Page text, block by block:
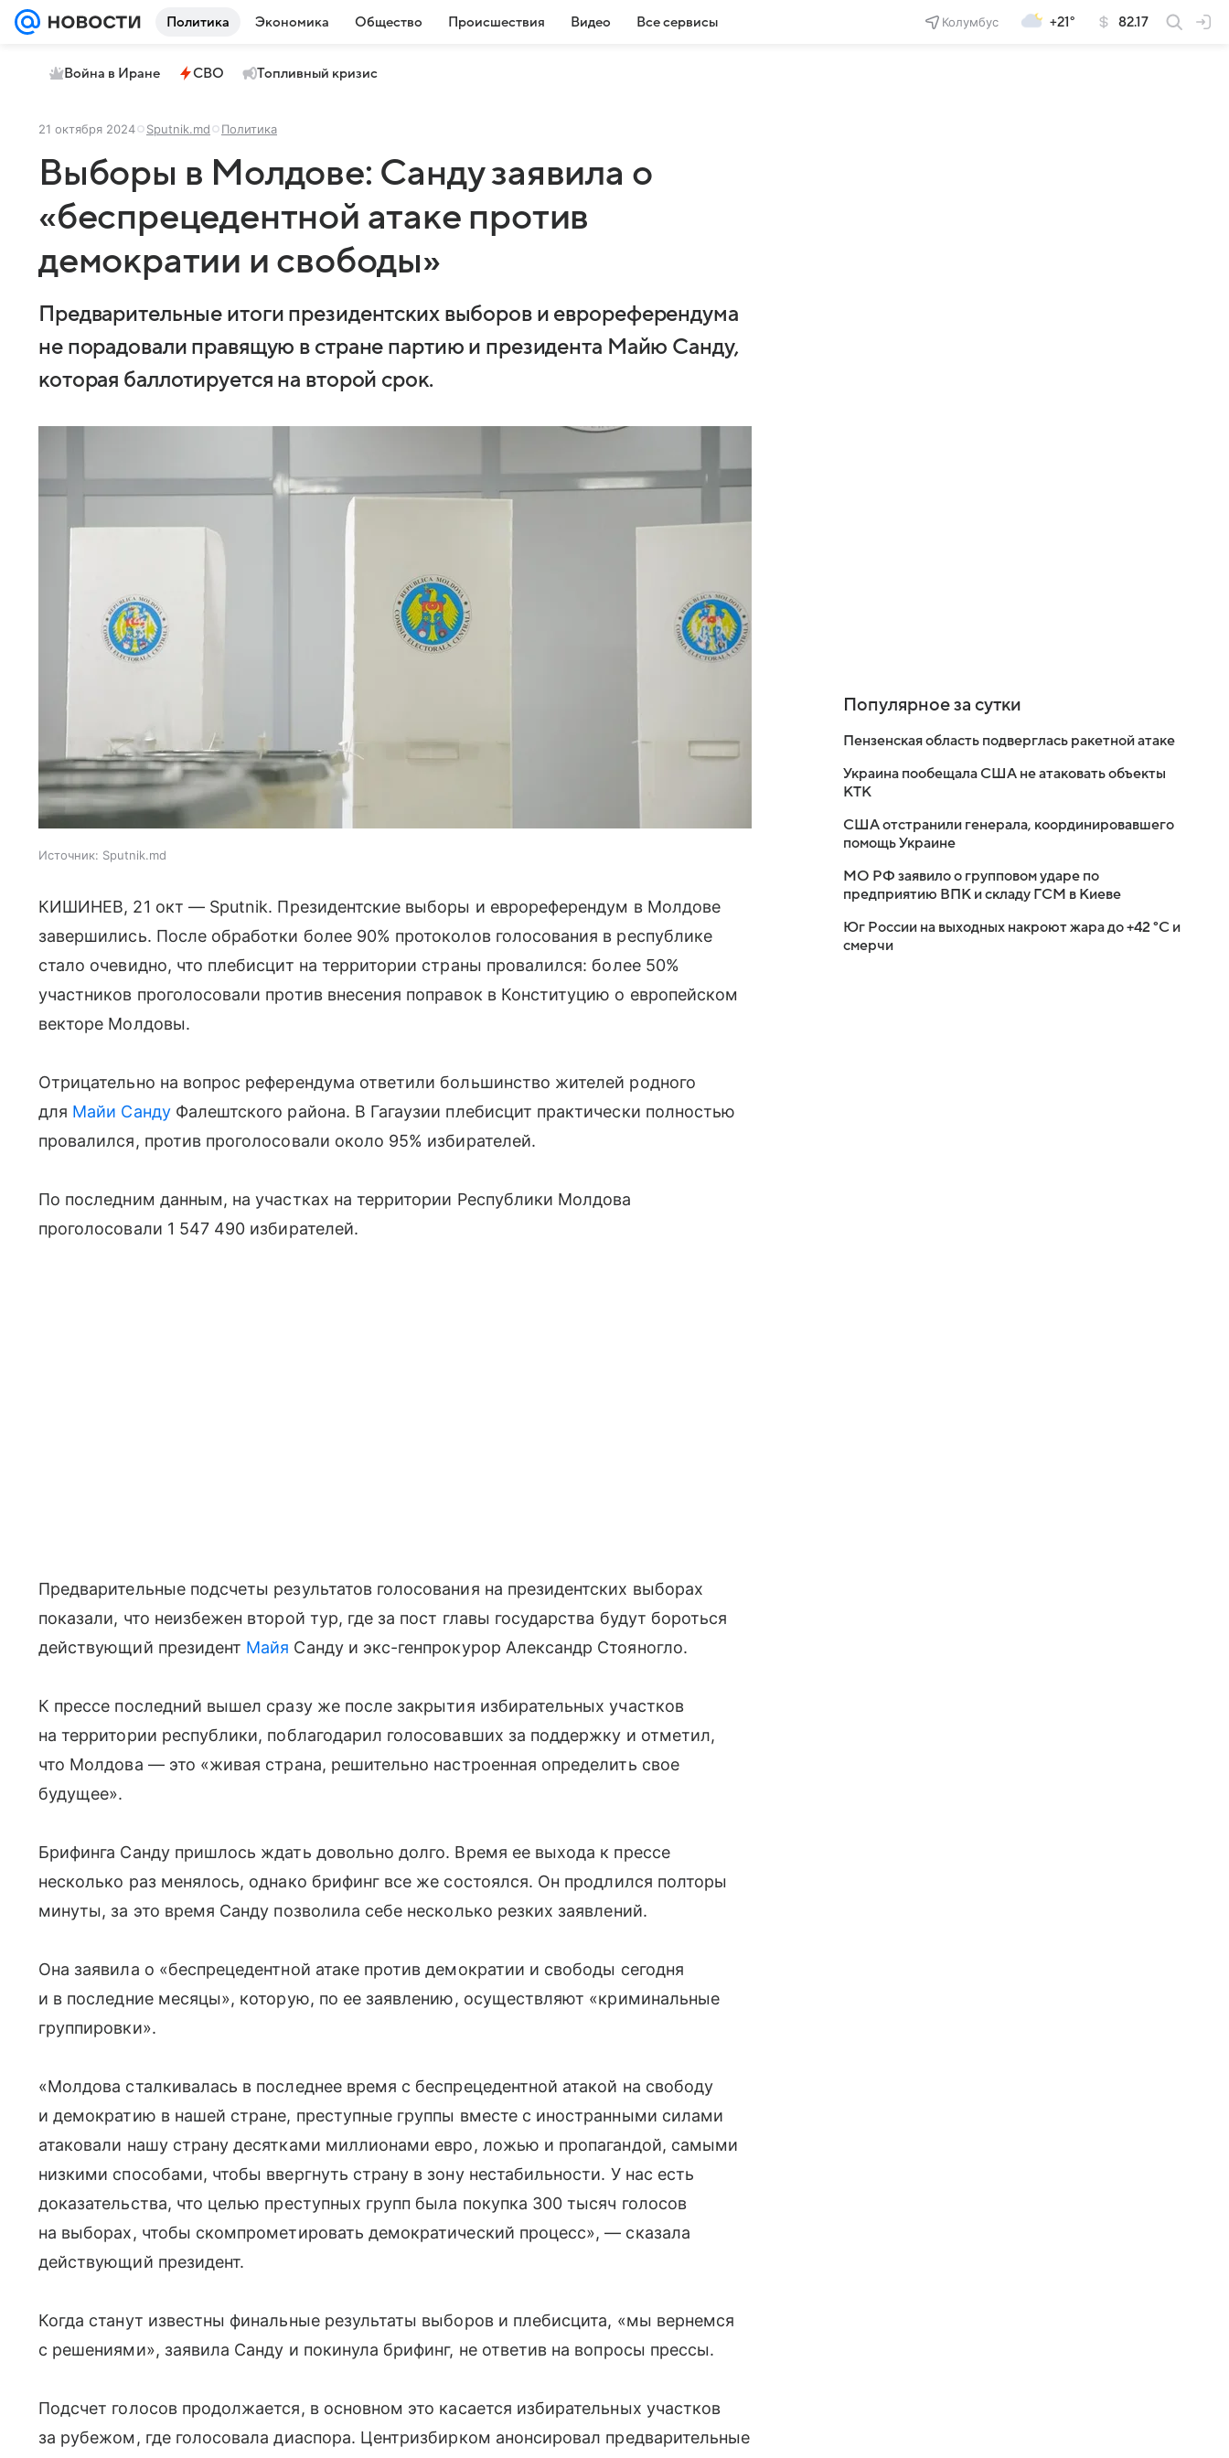
Политика Экономика Общество Происшествия Видео Все сервисы Колумбус +21° 82.17
Война в Иране СВО Топливный кризис
21 октября 2024 Sputnik.md Политика
Выборы в Молдове: Санду заявила о
«беспрецедентной атаке против
демократии и свободы»
Предварительные итоги президентских выборов и еврореферендума
не порадовали правящую в стране партию и президента Майю Санду,
которая баллотируется на второй срок.
Источник: Sputnik.md
КИШИНЕВ, 21 окт — Sputnik. Президентские выборы и еврореферендум в Молдове
завершились. После обработки более 90% протоколов голосования в республике
стало очевидно, что плебисцит на территории страны провалился: более 50%
участников проголосовали против внесения поправок в Конституцию о европейском
векторе Молдовы.
Отрицательно на вопрос референдума ответили большинство жителей родного
для Майи СандуФалештского района. В Гагаузии плебисцит практически полностью
провалился, против проголосовали около 95% избирателей.
По последним данным, на участках на территории Республики Молдова
проголосовали 1 547 490 избирателей.
Предварительные подсчеты результатов голосования на президентских выборах
показали, что неизбежен второй тур, где за пост главы государства будут бороться
действующий президент Майя Санду и экс-генпрокурор Александр Стояногло.
К прессе последний вышел сразу же после закрытия избирательных участков
на территории республики, поблагодарил голосовавших за поддержку и отметил,
что Молдова — это «живая страна, решительно настроенная определить свое
будущее».
Брифинга Санду пришлось ждать довольно долго. Время ее выхода к прессе
несколько раз менялось, однако брифинг все же состоялся. Он продлился полторы
минуты, за это время Санду позволила себе несколько резких заявлений.
Она заявила о «беспрецедентной атаке против демократии и свободы сегодня
и в последние месяцы», которую, по ее заявлению, осуществляют «криминальные
группировки».
«Молдова сталкивалась в последнее время с беспрецедентной атакой на свободу
и демократию в нашей стране, преступные группы вместе с иностранными силами
атаковали нашу страну десятками миллионами евро, ложью и пропагандой, самыми
низкими способами, чтобы ввергнуть страну в зону нестабильности. У нас есть
доказательства, что целью преступных групп была покупка 300 тысяч голосов
на выборах, чтобы скомпрометировать демократический процесс», — сказала
действующий президент.
Когда станут известны финальные результаты выборов и плебисцита, «мы вернемся
с решениями», заявила Санду и покинула брифинг, не ответив на вопросы прессы.
Подсчет голосов продолжается, в основном это касается избирательных участков
за рубежом, где голосовала диаспора. Центризбирком анонсировал предварительные
Популярное за сутки
Пензенская область подверглась ракетной атаке
Украина пообещала США не атаковать объекты
КТК
США отстранили генерала, координировавшего
помощь Украине
МО РФ заявило о групповом ударе по
предприятию ВПК и складу ГСМ в Киеве
Юг России на выходных накроют жара до +42 °C и
смерчи